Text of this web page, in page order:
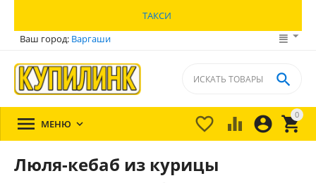
ТАКСИ
Ваш город: Варгаши
0


 

 МЕНЮ 
Люля-кебаб из курицы